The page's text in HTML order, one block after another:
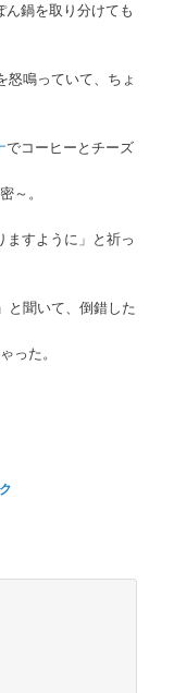
鍋を取り分けても
怒鳴っていて、ちょ
でコーヒーとチーズ
～。
ますように」と祈っ
と聞いて、倒錯した
った。